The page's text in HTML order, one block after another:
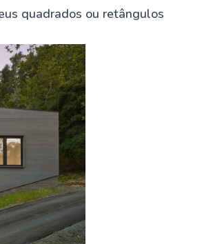
quadrados ou retângulos